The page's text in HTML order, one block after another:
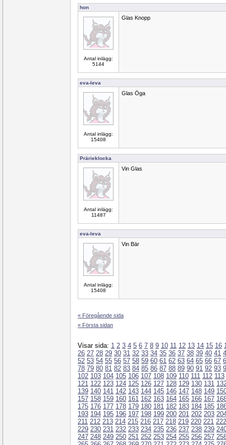
hon
Antal inlägg:
5144
Glas Knopp
eva-leva
Antal inlägg:
15408
Glas Öga
Prärieklocka
Antal inlägg:
11487
Vin Glas
eva-leva
Antal inlägg:
15408
Vin Bär
« Föregående sida
« Första sidan
Visar sida: 1 2 3 4 5 6 7 8 9 10 11 12 13 14 15 16
26 27 28 29 30 31 32 33 34 35 36 37 38 39 40 41
52 53 54 55 56 57 58 59 60 61 62 63 64 65 66 67
78 79 80 81 82 83 84 85 86 87 88 89 90 91 92 93
102 103 104 105 106 107 108 109 110 111 112 113
121 122 123 124 125 126 127 128 129 130 131
139 140 141 142 143 144 145 146 147 148 149
157 158 159 160 161 162 163 164 165 166 167
175 176 177 178 179 180 181 182 183 184 185
193 194 195 196 197 198 199 200 201 202 203
211 212 213 214 215 216 217 218 219 220 221 222
229 230 231 232 233 234 235 236 237 238 239
247 248 249 250 251 252 253 254 255 256 257